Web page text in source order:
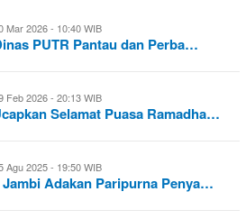
Mar 2026 - 10:40 WIB
PUTR Pantau dan Perba…
Feb 2026 - 20:13 WIB
Selamat Puasa Ramadha…
Agu 2025 - 19:50 WIB
Adakan Paripurna Penya…